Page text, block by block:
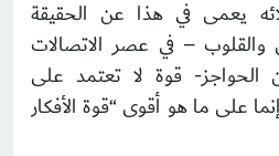
يعمى في هذا عن الحقيقة
والقلوب – في عصر الاتصالات
قوة لا تعتمد على
على ما هو أقوى “قوة الأفكار